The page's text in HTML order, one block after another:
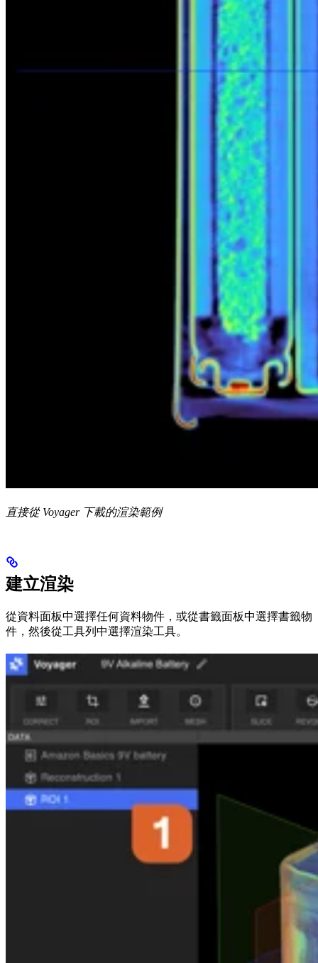
直接從 Voyager 下載的渲染範例
建立渲染
從資料面板中選擇任何資料物件，或從書籤面板中選擇書籤物
件，然後從工具列中選擇渲染工具。